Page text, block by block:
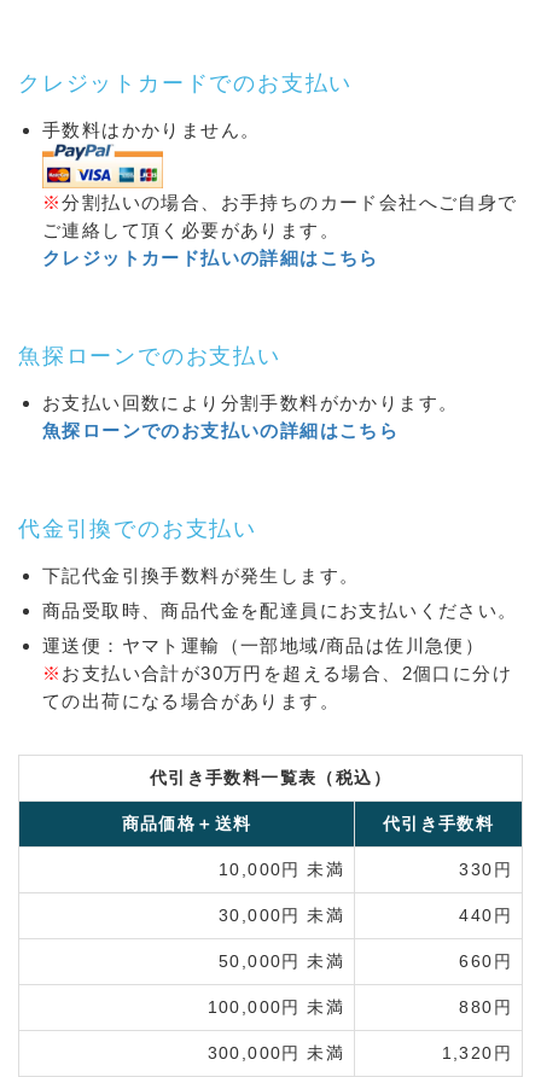
クレジットカードでのお支払い
手数料はかかりません。
※分割払いの場合、お手持ちのカード会社へご自身で
ご連絡して頂く必要があります。
クレジットカード払いの詳細はこちら
魚探ローンでのお支払い
お支払い回数により分割手数料がかかります。
魚探ローンでのお支払いの詳細はこちら
代金引換でのお支払い
下記代金引換手数料が発生します。
商品受取時、商品代金を配達員にお支払いください。
運送便：ヤマト運輸（一部地域/商品は佐川急便）
※ お支払い合計が30万円を超える場合、2個口に分け
ての出荷になる場合があります。
代引き手数料一覧表（税込）
商品価格＋送料 代引き手数料
10,000円 未満 330円
30,000円 未満 440円
50,000円 未満 660円
100,000円 未満 880円
300,000円 未満 1,320円